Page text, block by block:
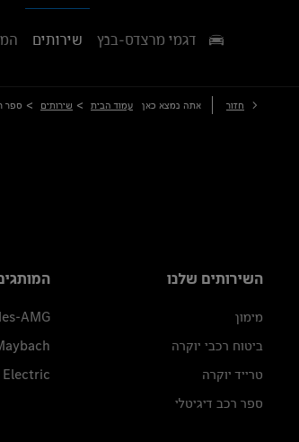
דגמי מרצדס-בנץ שירותים
חזור אתה נמצא כאן עמוד הבית > שירותים > ספר
השירותים שלנו
מימון
ביטוח רכבי יוקרה
טרייד יוקרה
ספר רכב דיגיטלי
AMG
Electric